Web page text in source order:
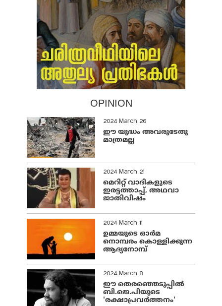
OPINION
2024 March 26
ഈ യുദ്ധം അവരുടേതു
മാത്രമല്ല
2024 March 21
മെറിറ്റ് വാദികളുടെ
ഇരട്ടത്താപ്പ്, അഥവാ
ജാതിവിഷം
2024 March 11
ഉമ്മയുടെ ഓർമ
നൊമ്പരം കൊള്ളിക്കുന്ന
ആദ്യനോമ്പ്
2024 March 8
ഈ തെരഞ്ഞെടുപ്പില്‍
ബി.ജെ.പിയുടെ
'രക്ഷാപ്രവര്‍ത്തനം'